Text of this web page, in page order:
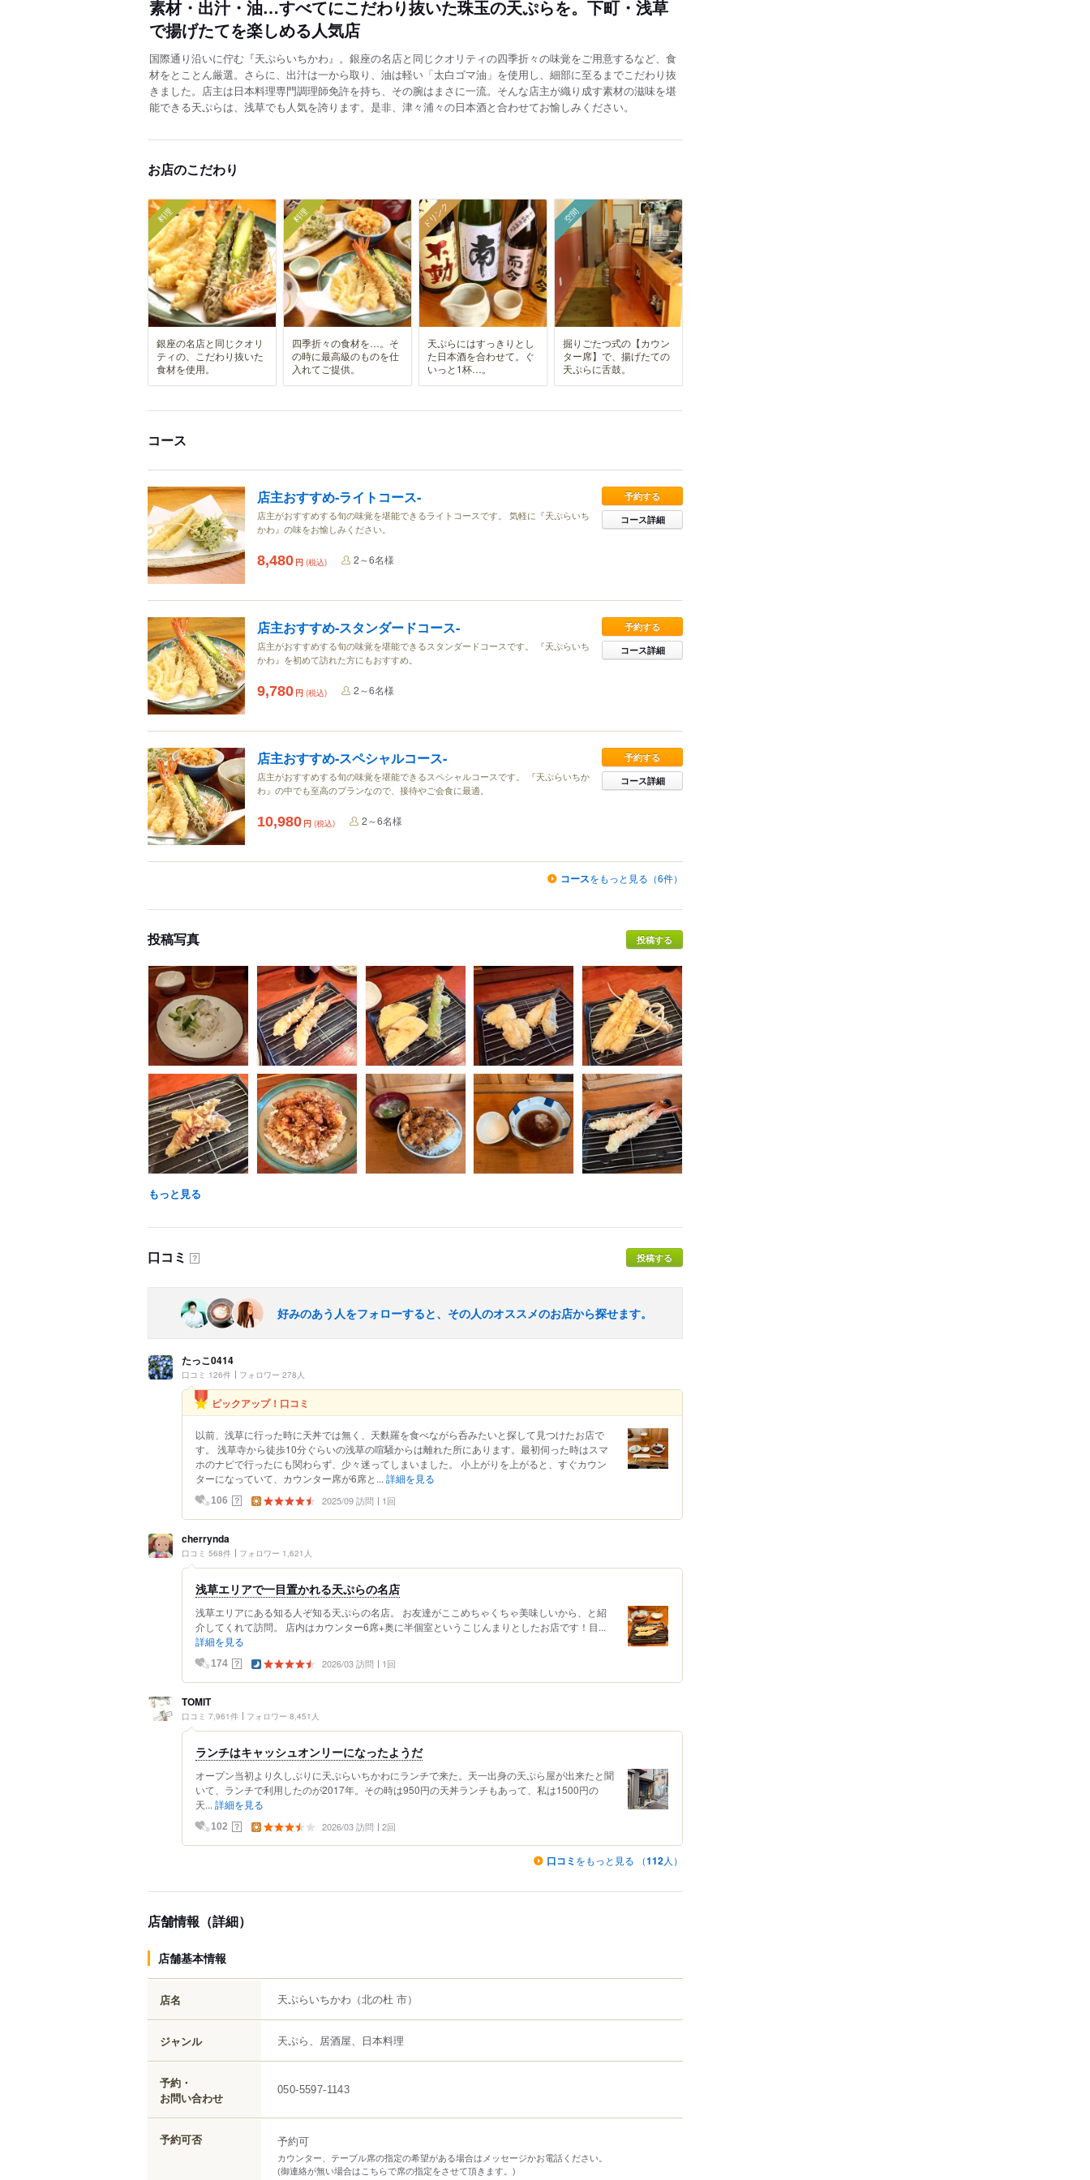
素材・出汁・油…すべてにこだわり抜いた珠玉の天ぷらを。下町・浅草
で揚げたてを楽しめる人気店
国際通り沿いに佇む『天ぷらいちかわ』。銀座の名店と同じクオリティの四季折々の味覚をご用意するなど、食
材をとことん厳選。さらに、出汁は一から取り、油は軽い「太白ゴマ油」を使用し、細部に至るまでこだわり抜
きました。店主は日本料理専門調理師免許を持ち、その腕はまさに一流。そんな店主が織り成す素材の滋味を堪
能できる天ぷらは、浅草でも人気を誇ります。是非、津々浦々の日本酒と合わせてお愉しみください。
お店のこだわり
料理
銀座の名店と同じクオリ
ティの、こだわり抜いた
食材を使用。
料理
四季折々の食材を…。そ
の時に最高級のものを仕
入れてご提供。
ドリンク
天ぷらにはすっきりとし
た日本酒を合わせて。ぐ
いっと1杯…。
空間
掘りごたつ式の【カウン
ター席】で、揚げたての
天ぷらに舌鼓。
コース
店主おすすめ‐ライトコース‐
店主がおすすめする旬の味覚を堪能できるライトコースです。 気軽に『天ぷらいち
かわ』の味をお愉しみください。
予約する
コース詳細
8,480 円 (税込) 2～6名様
店主おすすめ‐スタンダードコース‐
店主がおすすめする旬の味覚を堪能できるスタンダードコースです。 『天ぷらいち
かわ』を初めて訪れた方にもおすすめ。
予約する
コース詳細
9,780 円 (税込) 2～6名様
店主おすすめ‐スペシャルコース‐
店主がおすすめする旬の味覚を堪能できるスペシャルコースです。 『天ぷらいちか
わ』の中でも至高のプランなので、接待やご会食に最適。
予約する
コース詳細
10,980 円 (税込) 2～6名様
コースをもっと見る（6件）
投稿写真 投稿する
もっと見る
口コミ ？ 投稿する
好みのあう人をフォローすると、その人のオススメのお店から探せます。
たっこ0414
口コミ 126件 フォロワー 278人
ピックアップ！口コミ
以前、浅草に行った時に天丼では無く、天麩羅を食べながら呑みたいと探して見つけたお店で
す。 浅草寺から徒歩10分ぐらいの浅草の喧騒からは離れた所にあります。最初伺った時はスマ
ホのナビで行ったにも関わらず、少々迷ってしまいました。 小上がりを上がると、すぐカウン
ターになっていて、カウンター席が6席と... 詳細を見る
106 ？ 2025/09 訪問 1回
cherrynda
口コミ 568件 フォロワー 1,621人
浅草エリアで一目置かれる天ぷらの名店
浅草エリアにある知る人ぞ知る天ぷらの名店。 お友達がここめちゃくちゃ美味しいから、と紹
介してくれて訪問。 店内はカウンター6席+奥に半個室というこじんまりとしたお店です！目...
詳細を見る
174 ？ 2026/03 訪問 1回
TOMIT
口コミ 7,961件 フォロワー 8,451人
ランチはキャッシュオンリーになったようだ
オープン当初より久しぶりに天ぷらいちかわにランチで来た。天一出身の天ぷら屋が出来たと聞
いて、ランチで利用したのが2017年。その時は950円の天丼ランチもあって、私は1500円の
天... 詳細を見る
102 ？ 2026/03 訪問 2回
口コミ をもっと見る （112人）
店舗情報（詳細）
店舗基本情報
店名 天ぷらいちかわ （北の杜 市）
ジャンル 天ぷら、居酒屋、日本料理
予約・
お問い合わせ
050-5597-1143
予約可否 予約可
カウンター、テーブル席の指定の希望がある場合はメッセージかお電話ください。
(御連絡が無い場合はこちらで席の指定をさせて頂きます。)